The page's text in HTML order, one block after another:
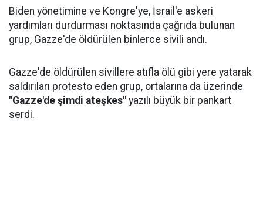
Biden yönetimine ve Kongre'ye, İsrail'e askeri
yardımları durdurması noktasında çağrıda bulunan
grup, Gazze'de öldürülen binlerce sivili andı.
Gazze'de öldürülen sivillere atıfla ölü gibi yere yatarak
saldırıları protesto eden grup, ortalarına da üzerinde
"Gazze'de şimdi ateşkes" yazılı büyük bir pankart
serdi.